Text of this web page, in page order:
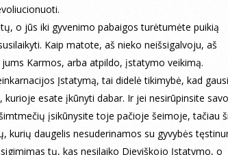
o jūs iki gyvenimo pabaigos turėtumėte puikią
Kaip matote, aš nieko neišsigalvoju, aš
Karmos, arba atpildo, įstatymo veikimą.
Įstatymą, tai didelė tikimybė, kad
esate įkūnyti dabar. Ir jei nesirūpinsite savo
įsikūnysite toje pačioje šeimoje, tačiau ši
kurių daugelis nesuderinamos su gyvybės
tų, kas nesilaiko Dieviškojo Įstatymo, o